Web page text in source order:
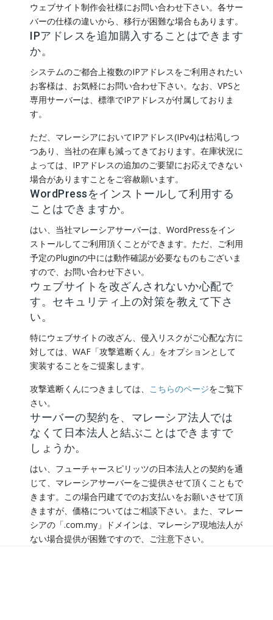
ウェブサイト制作会社様にお問い合わせ下さい。各サー
バーの仕様の違いから、移行が困難な場合もあります。
IPアドレスを追加購入することはできます
か。
システムのご都合上複数のIPアドレスをご利用されたい
お客様は、お気軽にお問い合わせ下さい。なお、VPSと
専用サーバーは、標準でIPアドレスが付属しておりま
す。
ただ、マレーシアにおいてIPアドレス(IPv4)は枯渇しつ
つあり、当社の在庫も減ってきております。在庫状況に
よっては、IPアドレスの追加のご要望にお応えできない
場合がありますことをご容赦願います。
WordPressをインストールして利用する
ことはできますか。
はい、当社マレーシアサーバーは、WordPressをイン
ストールしてご利用頂くことができます。ただ、ご利用
予定のPluginの中には動作確認が必要なものもございま
すので、お問い合わせ下さい。
ウェブサイトを改ざんされないか心配で
す。セキュリティ上の対策を教えて下さ
い。
特にウェブサイトの改ざん、侵入リスクがご心配な方に
対しては、WAF「攻撃遮断くん」をオプションとして
実装することをご提案します。
攻撃遮断くんにつきましては、
こちらのページをご覧下
さい。
サーバーの契約を、マレーシア法人では
なくて日本法人と結ぶことはできますで
しょうか。
はい、フューチャースピリッツの日本法人との契約を通
じて、マレーシアサーバーをご提供させて頂くこともで
きます。この場合円建てでのお支払いをお願いさせて頂
きますが、価格についてはご相談下さい。また、マレー
シアの「.com.my」ドメインは、マレーシア現地法人が
ない場合提供が困難ですので、ご注意下さい。